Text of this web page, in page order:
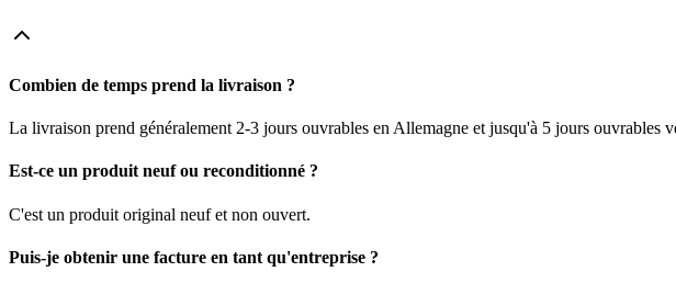
Combien de temps prend la livraison ?
La livraison prend généralement 2-3 jours ouvrables en Allemagne et jusqu'à 5 jours ouvrables
Est-ce un produit neuf ou reconditionné ?
C'est un produit original neuf et non ouvert.
Puis-je obtenir une facture en tant qu'entreprise ?